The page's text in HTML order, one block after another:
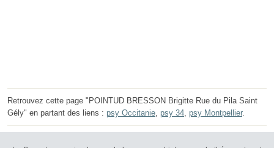
Retrouvez cette page "POINTUD BRESSON Brigitte Rue du Pila Saint
Gély" en partant des liens : psy Occitanie psy 34 psy Montpellier.